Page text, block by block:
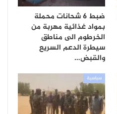
ضبط 6 شحانات محملة
بمواد غذائية مهربة من
الخرطوم الى مناطق
سيطرة الدعم السريع
والقبض…
سياسية